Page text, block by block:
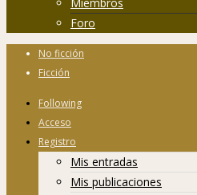
Foro
No ficción
Ficción
Following
Acceso
Registro
Mis entradas
Mis publicaciones